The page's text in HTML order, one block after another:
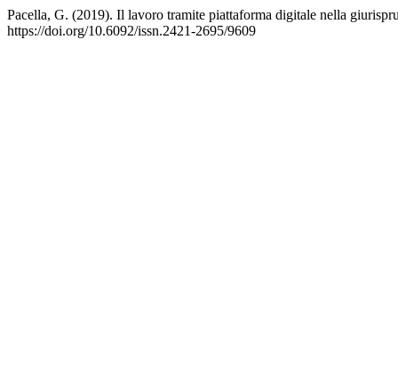
Pacella, G. (2019). Il lavoro tramite piattaforma digitale nella
https://doi.org/10.6092/issn.2421-2695/9609